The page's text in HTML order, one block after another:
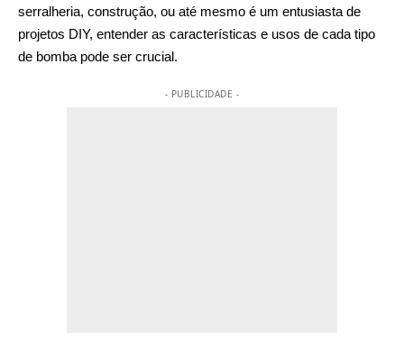
serralheria, construção, ou até mesmo é um entusiasta de
projetos DIY, entender as características e usos de cada tipo
de bomba pode ser crucial.
- PUBLICIDADE -